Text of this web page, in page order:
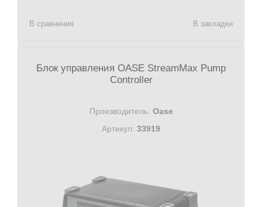
В сравнения В закладки
Блок управления OASE StreamMax Pump
Controller
Производитель: Oase
Артикул: 33919